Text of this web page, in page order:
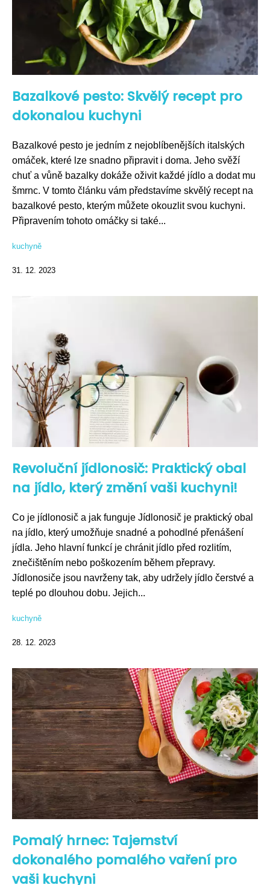
Bazalkové pesto: Skvělý recept pro
dokonalou kuchyni
Bazalkové pesto je jedním z nejoblíbenějších italských
omáček, které lze snadno připravit i doma. Jeho svěží
chuť a vůně bazalky dokáže oživit každé jídlo a dodat mu
šmrnc. V tomto článku vám představíme skvělý recept na
bazalkové pesto, kterým můžete okouzlit svou kuchyni.
Připravením tohoto omáčky si také...
kuchyně
31. 12. 2023
Revoluční jídlonosič: Praktický obal
na jídlo, který změní vaši kuchyni!
Co je jídlonosič a jak funguje Jídlonosič je praktický obal
na jídlo, který umožňuje snadné a pohodlné přenášení
jídla. Jeho hlavní funkcí je chránit jídlo před rozlitím,
znečištěním nebo poškozením během přepravy.
Jídlonosiče jsou navrženy tak, aby udržely jídlo čerstvé a
teplé po dlouhou dobu. Jejich...
kuchyně
28. 12. 2023
Pomalý hrnec: Tajemství
dokonalého pomalého vaření pro
vaši kuchyni